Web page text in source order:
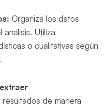
Organiza los datos
Utiliza
o cualitativas según
resultados de manera